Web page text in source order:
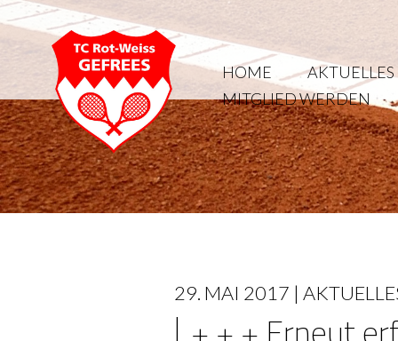
HOME
AKTUELLES
MITGLIED WERDEN
29. MAI 2017 |